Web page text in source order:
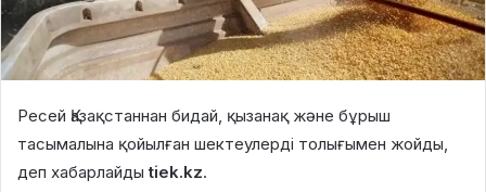
Ресей Қазақстаннан бидай, қызанақ және бұрыш
тасымалына қойылған шектеулерді толығымен жойды,
деп хабарлайдыtiek.kz.